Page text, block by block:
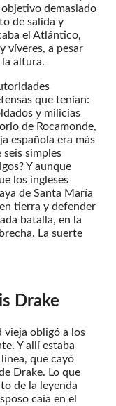
demasiado
de salida y
el Atlántico,
víveres, a pesar
la altura.
que tenían:
y milicias
de Rocamonde,
española era más
simples
Y aunque
los ingleses
de Santa María
tierra y defender
batalla, en la
La suerte
Drake
vieja obligó a los
Y allí estaba
que cayó
Drake. Lo que
de la leyenda
caía en el